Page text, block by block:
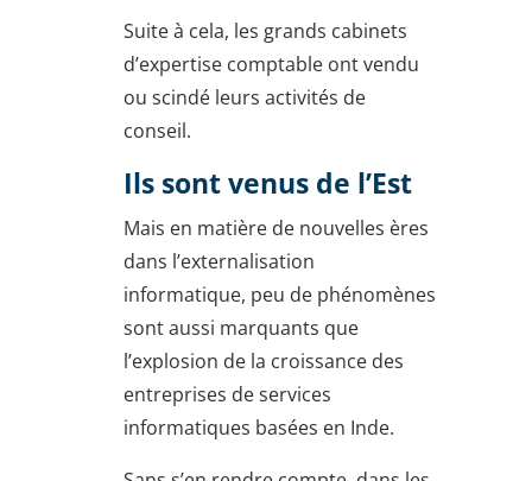
Suite à cela, les grands cabinets
d’expertise comptable ont vendu
ou scindé leurs activités de
conseil.
Ils sont venus de l’Est
Mais en matière de nouvelles ères
dans l’externalisation
informatique, peu de phénomènes
sont aussi marquants que
l’explosion de la croissance des
entreprises de services
informatiques basées en Inde.